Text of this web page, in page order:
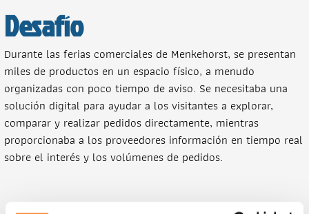
Desafío
Durante las ferias comerciales de Menkehorst, se presentan
miles de productos en un espacio físico, a menudo
organizadas con poco tiempo de aviso. Se necesitaba una
solución digital para ayudar a los visitantes a explorar,
comparar y realizar pedidos directamente, mientras
proporcionaba a los proveedores información en tiempo real
sobre el interés y los volúmenes de pedidos.